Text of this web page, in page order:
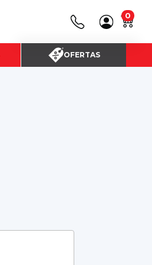
Canais de Atendimento
(16) 3720 - 4700
0
OFERTAS